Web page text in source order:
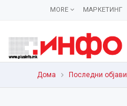
МАРКЕТИНГ
MORE
Дома Последни објави